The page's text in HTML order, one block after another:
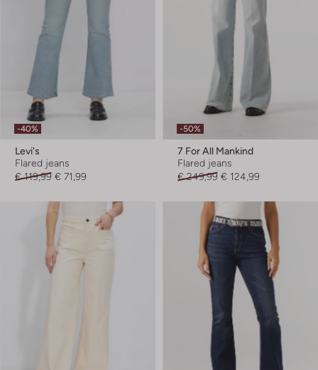
-40%
Levi's
Flared jeans
€ 119,99 € 71,99
-50%
7 For All Mankind
Flared jeans
€ 249,99 € 124,99